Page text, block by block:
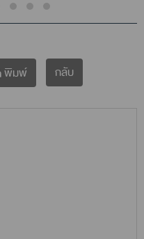
พิมพ์ กลับ